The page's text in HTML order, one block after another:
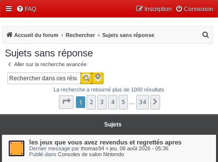
FAQ Connexion
Inscription
Accueil du forum Rechercher Sujets sans réponse
h
Sujets sans réponse
Aller sur la recherche avancée
Rechercher
Recherche avancée
La recherche a retourné plus de 1000 résultats
Page sur34
1 2 3 4 5 34
Sujets
les jeux que vous avez revendus et regrettés apres
Dernier message par thomas94 « jeu. 06 août 2026 - 05:36
Publié dans Consoles de salon Nintendo